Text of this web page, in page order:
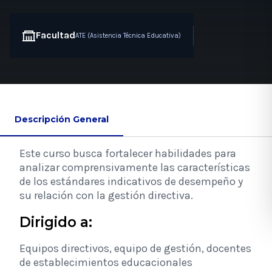
FacultadATE (Asistencia Técnica Educativa)
Descripción General
Este curso busca fortalecer habilidades para
analizar comprensivamente las características
de los estándares indicativos de desempeño y
su relación con la gestión directiva.
Dirigido a:
Equipos directivos, equipo de gestión, docentes
de establecimientos educacionales